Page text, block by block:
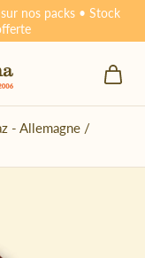
nos packs • Stock
- Allemagne /